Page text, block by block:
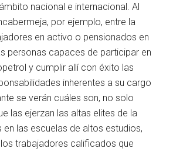
nacional e internacional. Al
por ejemplo, entre la
en activo o pensionados en
personas capaces de participar en
y cumplir allí con éxito las
inherentes a su cargo
se verán cuáles son, no solo
las ejerzan las altas elites de la
las escuelas de altos estudios,
trabajadores calificados que